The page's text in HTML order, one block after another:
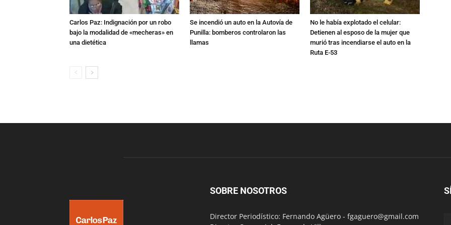
Carlos Paz: Indignación por un robo
bajo la modalidad de «mecheras» en
una dietética
Se incendió un auto en la Autovía de
Punilla: bomberos controlaron las
llamas
No le había explotado el celular:
Detienen al esposo de la mujer que
murió tras incendiarse el auto en la
Ruta E-53
SOBRE NOSOTROS
Director Periodístico: Fernando Agüero - fgaguero@gmail.com